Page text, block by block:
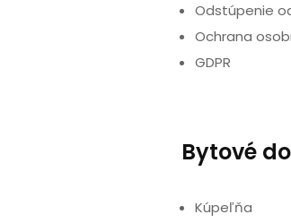
Odstúpenie
Ochrana
GDPR
Bytové
Kúpeľňa